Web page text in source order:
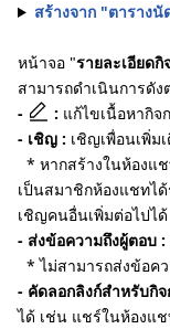
สร้างจาก "ตาราง
หน้าจอ "รายละเอียดกิ
สามารถดำเนินการดัง
-
: แก้ไขเนื้อหากิจ
- เชิญ : เชิญเพื่อนเพิ่ม
* หากสร้างในห้องแ
เป็นสมาชิกห้องแชทไ
เชิญคนอื่นเพิ่มต่อไปได้
- ส่งข้อความถึงผู้ตอบ :
* ไม่สามารถส่งข้อค
- คัดลอกลิงก์สำหรับกิ
ได้ เช่น แชร์ในห้องแ